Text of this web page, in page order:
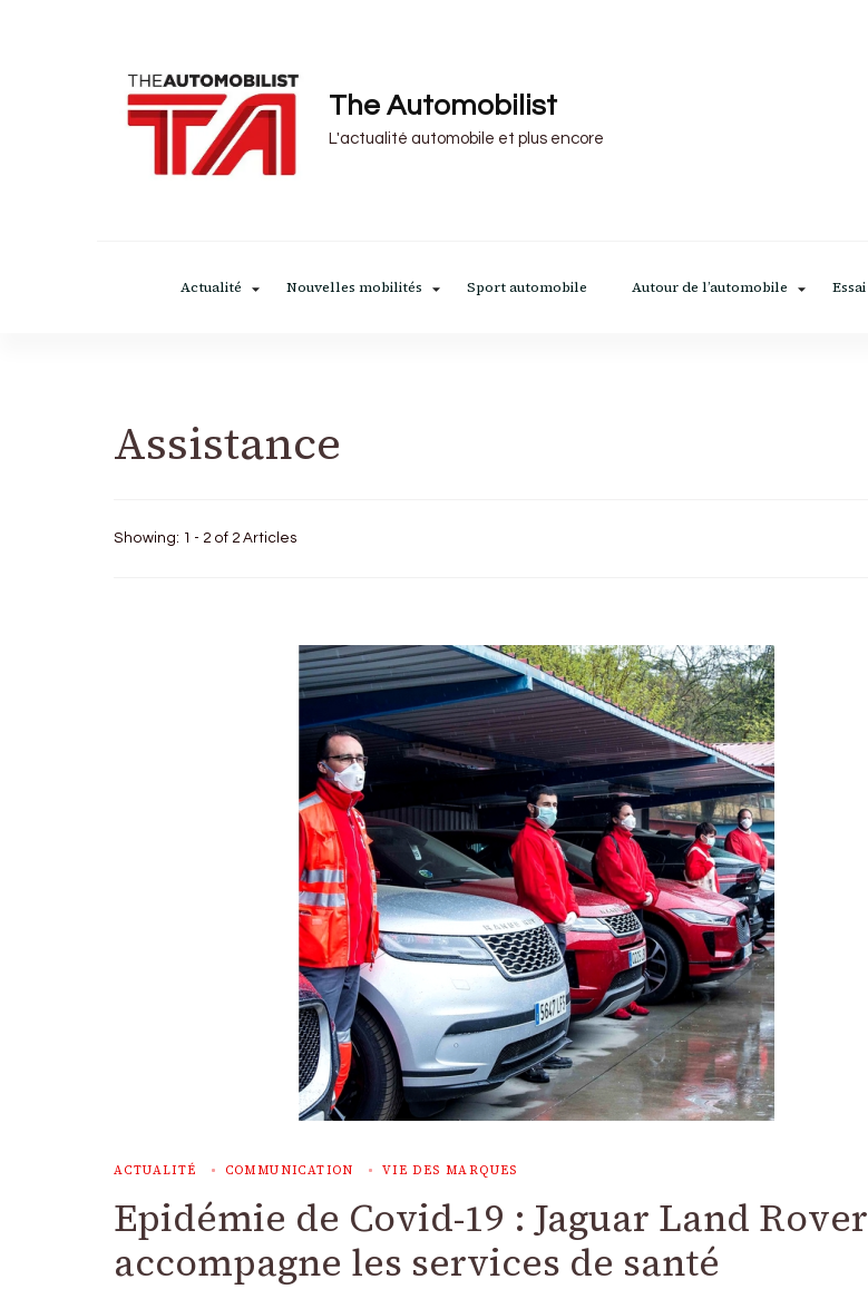
The Automobilist
L'actualité automobile et plus encore
Actualité Nouvelles mobilités Sport automobile Autour de l’automobile Essai
Assistance
Showing: 1 - 2 of 2 Articles
ACTUALITÉ COMMUNICATION VIE DES MARQUES
Epidémie de Covid-19 : Jaguar Land Rover
accompagne les services de santé